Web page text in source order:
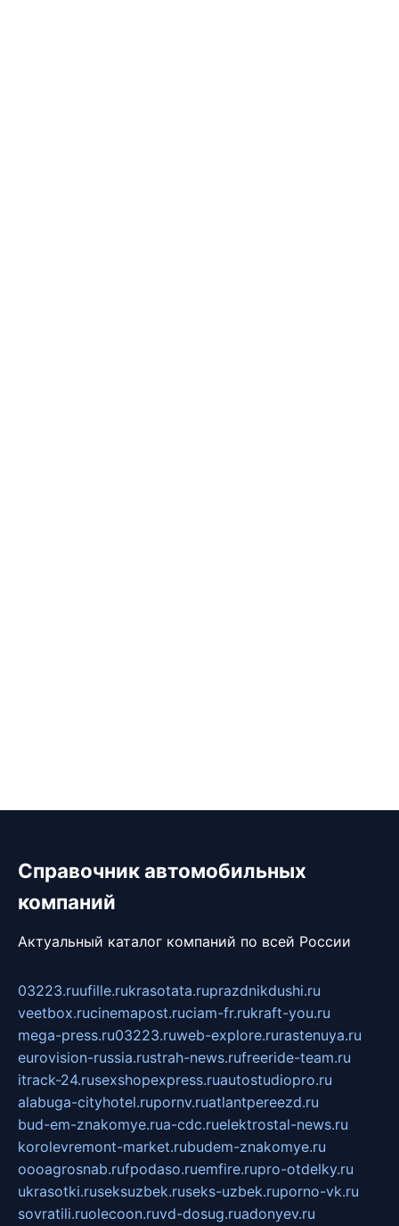
Справочник автомобильных
компаний
Актуальный каталог компаний по всей России
03223.ruufille.rukrasotata.ruprazdnikdushi.ru
veetbox.rucinemapost.ruciam-fr.rukraft-you.ru
mega-press.ru03223.ruweb-explore.rurastenuya.ru
eurovision-russia.rustrah-news.rufreeride-team.ru
itrack-24.rusexshopexpress.ruautostudiopro.ru
alabuga-cityhotel.rupornv.ruatlantpereezd.ru
bud-em-znakomye.rua-cdc.ruelektrostal-news.ru
korolevremont-market.rubudem-znakomye.ru
oooagrosnab.rufpodaso.ruemfire.rupro-otdelky.ru
ukrasotki.ruseksuzbek.ruseks-uzbek.ruporno-vk.ru
sovratili.ruolecoon.ruvd-dosug.ruadonyev.ru